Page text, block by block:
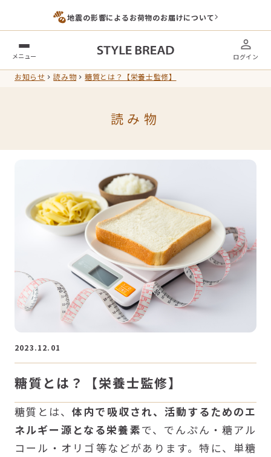
地震の影響によるお荷物のお届けについて
メニュー ログイン
お知らせ 読み物 糖質とは？【栄養士監修】
読み物
2023.12.01
糖質とは？【栄養士監修】
糖質とは、体内で吸収され、活動するためのエ
ネルギー源となる栄養素で、でんぷん・糖アル
コール・オリゴ等などがあります。特に、単糖